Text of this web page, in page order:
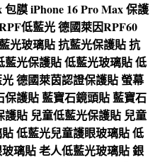
包膜iPhone 16 Pro Max 保護
低藍光德國萊因RPF60
光玻璃貼抗藍光保護貼抗
藍光保護貼低藍光玻璃貼低
德國萊茵認證保護貼螢幕
保護貼藍寶石鏡頭貼藍寶石
護貼 兒童低藍光保護貼 兒童
低藍光兒童護眼玻璃貼低
璃貼老人低藍光玻璃貼銀